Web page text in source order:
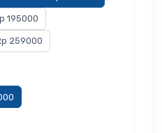
195000
259000